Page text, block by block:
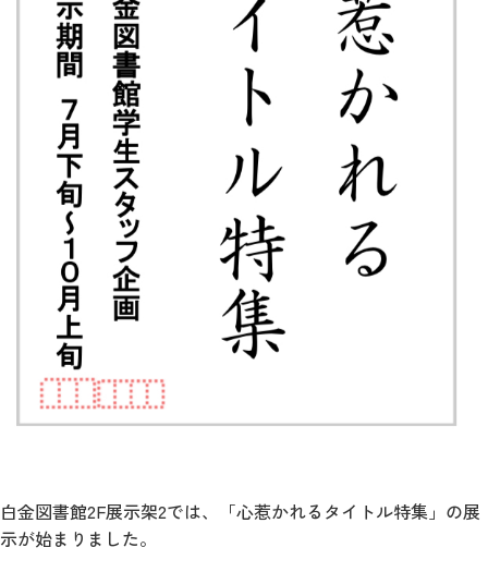
白金図書館2F展示架2では、「心惹かれるタイトル特集」の展
示が始まりました。